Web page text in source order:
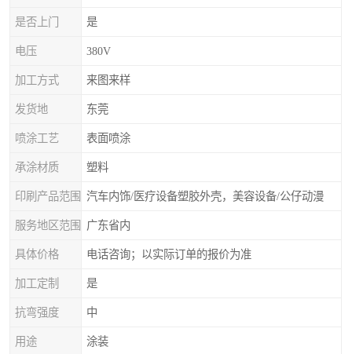
是否上门 是
电压 380V
加工方式 来图来样
发货地 东莞
喷涂工艺 表面喷涂
承涂材质 塑料
印刷产品范围 汽车内饰/医疗设备塑胶外壳，美容设备/公仔动漫
服务地区范围 广东省内
具体价格 电话咨询；以实际订单的报价为准
加工定制 是
抗弯强度 中
用途 涂装